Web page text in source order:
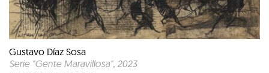
Gustavo Díaz Sosa
Serie "Gente Maravillosa", 2023